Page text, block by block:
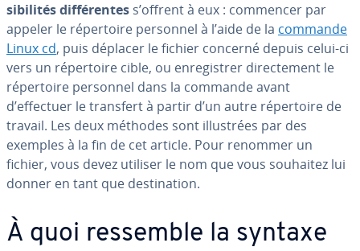
si­bi­li­tés dif­fé­rentes s’offrent à eux : commencer par
appeler le ré­per­toire personnel à l’aide de la commande
Linux cd, puis déplacer le fichier concerné depuis celui-ci
vers un ré­per­toire cible, ou en­re­gis­trer di­rec­te­ment le
ré­per­toire personnel dans la commande avant
d’effectuer le transfert à partir d’un autre ré­per­toire de
travail. Les deux méthodes sont il­lus­trées par des
exemples à la fin de cet article. Pour renommer un
fichier, vous devez utiliser le nom que vous souhaitez lui
donner en tant que des­ti­na­tion.
À quoi ressemble la syntaxe